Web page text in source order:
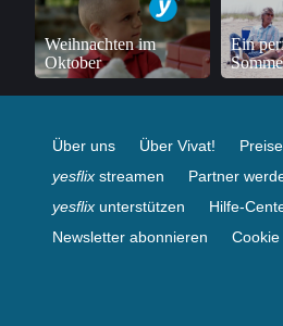
Weihnachten im
Oktober
Ein
Über uns Über Vivat!
yesflix streamen
Partner
yesflix unterstützen Hilfe-
Newsletter abonnieren